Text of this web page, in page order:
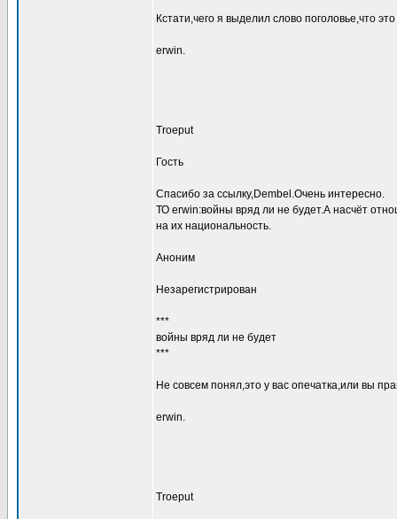
Кстати,чего я выделил слово поголовье,что
erwin.
Troeput
Гость
Спасибо за ссылку,Dembel.Очень интересно.
ТО erwin:войны вряд ли не будет.А насчёт
на их национальность.
Аноним
Незарегистрирован
***
войны вряд ли не будет
***
Не совсем понял,это у вас опечатка,или вы
erwin.
Troeput